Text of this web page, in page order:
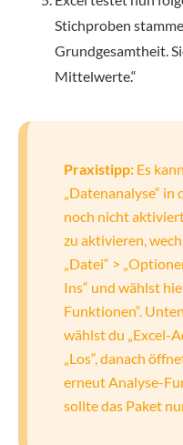
Stichproben
Grundgesamtheit.
Mittelwerte.“
Praxistipp: Es
„Datenanalyse“ in
noch nicht
zu aktivieren,
„Datei“ >
Ins“ und wählst
Funktionen“.
wählst du „Excel-
„Los“, danach
erneut Analyse-
sollte das Paket